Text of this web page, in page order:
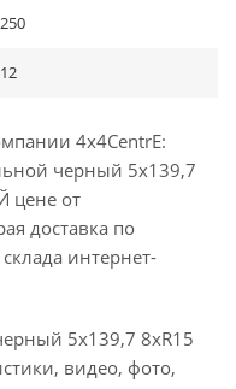
250
12
4x4CentrE:
черный 5x139,7
цене от
доставка по
интернет-
5x139,7 8xR15
видео, фото,